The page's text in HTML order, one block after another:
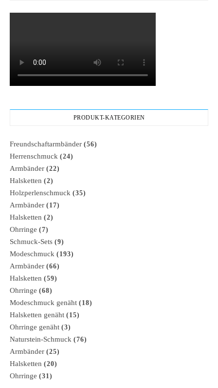
PRODUKT-KATEGORIEN
Freundschaftarmbänder (56)
Herrenschmuck (24)
Armbänder (22)
Halsketten (2)
Holzperlenschmuck (35)
Armbänder (17)
Halsketten (2)
Ohrringe (7)
Schmuck-Sets (9)
Modeschmuck (193)
Armbänder (66)
Halsketten (59)
Ohrringe (68)
Modeschmuck genäht (18)
Halsketten genäht (15)
Ohrringe genäht (3)
Naturstein-Schmuck (76)
Armbänder (25)
Halsketten (20)
Ohrringe (31)